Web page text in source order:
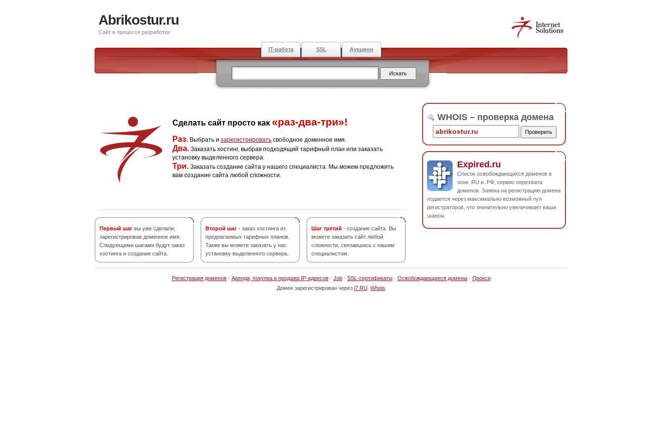
Abrikostur.ru
Сайт в процессе разработки
IT-работа SSL Аукцион
Сделать сайт просто как «раз-два-три»!
Раз. Выбрать и зарегистрировать свободное доменное имя.
Два. Заказать хостинг, выбрав подходящий тарифный план или заказать
установку выделенного сервера.
Три. Заказать создание сайта у нашего специалиста. Мы можем предложить
вам создание сайта любой сложности.
Первый шаг вы уже сделали,
зарегистрировав доменное имя.
Следующими шагами будут заказ
хостинга и создание сайта.
Второй шаг - заказ хостинга из
предлагаемых тарифных планов.
Также вы можете заказать у нас
установку выделенного сервера.
Шаг третий - создание сайта. Вы
можете заказать сайт любой
сложности, связавшись с нашим
специалистом.
WHOIS – проверка домена
Expired.ru
Список освобождающихся доменов в
зоне .RU и .РФ, сервис перехвата
доменов. Заявка на регистрацию домена
подается через максимально возможный пул
регистраторов, что значительно увеличивает ваши
шансы.
Регистрация доменов· Аренда, покупка и продажа IP-адресов· Job· SSL-сертификаты· Освобождающиеся домены· Прокси
Домен зарегистрирован через i7.RU Whois